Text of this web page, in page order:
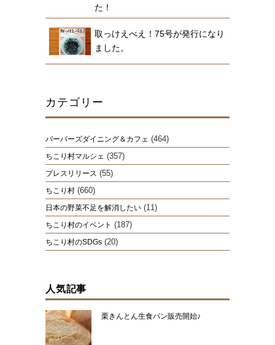
た！
取っけえべえ！75号が発行になり
ました。
カテゴリー
バーバーズダイニング＆カフェ (464)
ちこり村マルシェ (357)
プレスリリース (55)
ちこり村 (660)
日本の野菜不足を解消したい (11)
ちこり村のイベント (187)
ちこり村のSDGs (20)
人気記事
栗きんとん生食パン販売開始♪